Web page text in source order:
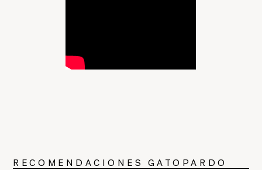
RECOMENDACIONES GATOPARDO